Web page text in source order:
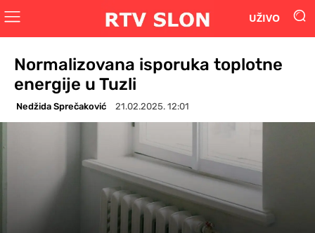
UŽIVO
Normalizovana isporuka toplotne
energije u Tuzli
Nedžida Sprečaković 21.02.2025. 12:01